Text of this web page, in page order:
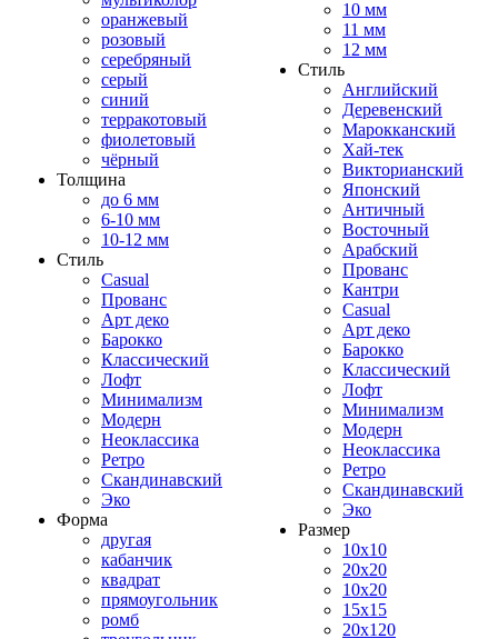
оранжевый
розовый
серебряный
серый
синий
терракотовый
фиолетовый
чёрный
Толщина
до 6 мм
6-10 мм
10-12 мм
Стиль
Casual
Прованс
Арт деко
Барокко
Классический
Лофт
Минимализм
Модерн
Неоклассика
Ретро
Скандинавский
Эко
Форма
другая
кабанчик
квадрат
прямоугольник
ромб
10 мм
11 мм
12 мм
Стиль
Английский
Деревенский
Марокканский
Хай-тек
Викторианский
Японский
Античный
Восточный
Арабский
Прованс
Кантри
Casual
Арт деко
Барокко
Классический
Лофт
Минимализм
Модерн
Неоклассика
Ретро
Скандинавский
Эко
Размер
10x10
20x20
10x20
15x15
20x120